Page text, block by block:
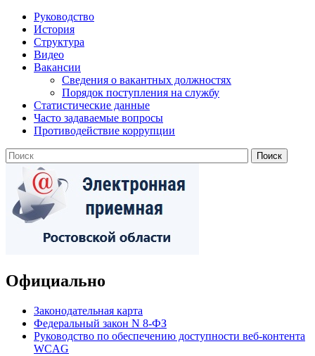
Руководство
История
Структура
Видео
Вакансии
Сведения о вакантных должностях
Порядок поступления на службу
Статистические данные
Часто задаваемые вопросы
Противодействие коррупции
Официально
Законодательная карта
Федеральный закон N 8-ФЗ
Руководство по обеспечению доступности веб-контента
WCAG